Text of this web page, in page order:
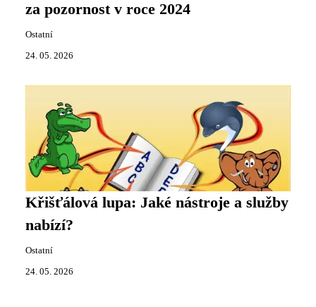
za pozornost v roce 2024
Ostatní
24. 05. 2026
Křišťálová lupa: Jaké nástroje a služby
nabízí?
Ostatní
24. 05. 2026